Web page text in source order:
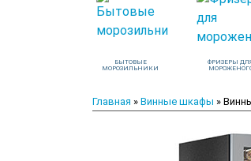
БЫТОВЫЕ
МОРОЗИЛЬНИКИ
ФРИЗЕРЫ
Главная » Винные шкафы »